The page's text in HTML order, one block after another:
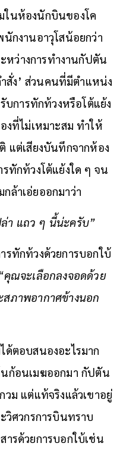
ในห้องนักบินของโค
กงานอาวุโสน้อยกว่า
ว่างการทำงานกัปตัน
สั่ง’ ส่วนคนที่มีตำแหน่ง
การทักท้วงหรือโต้แย้ง
งที่ไม่เหมาะสม ทำให้
แต่เสียงบันทึกจากห้อง
ทักท้วงโต้แย้งใด ๆ จน
ล้าเอ่ยออกมาว่า
า แถว ๆ นี้น่ะครับ”
รทักท้วงด้วยการบอกใบ้
คุณจะเลือกลงจอดด้วย
สภาพอากาศข้างนอก
ด้ตอบสนองอะไรมาก
ก้อนเมฆออกมา กัปตัน
วม แต่แท้จริงแล้วเขาอยู่
วิศวกรการบินทราบ
ารด้วยการบอกใบ้เช่น